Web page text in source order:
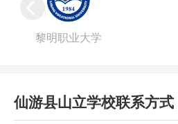
黎明职业大学
仙游县山立学校联系方式